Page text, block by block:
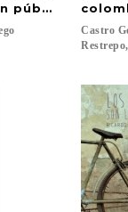
público en el
Castro